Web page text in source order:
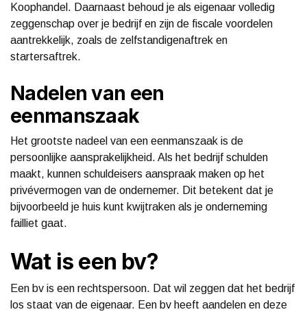
Koophandel. Daarnaast behoud je als eigenaar volledig
zeggenschap over je bedrijf en zijn de fiscale voordelen
aantrekkelijk, zoals de zelfstandigenaftrek en
startersaftrek.
Nadelen van een
eenmanszaak
Het grootste nadeel van een eenmanszaak is de
persoonlijke aansprakelijkheid. Als het bedrijf schulden
maakt, kunnen schuldeisers aanspraak maken op het
privévermogen van de ondernemer. Dit betekent dat je
bijvoorbeeld je huis kunt kwijtraken als je onderneming
failliet gaat.
Wat is een bv?
Een bv is een rechtspersoon. Dat wil zeggen dat het bedrijf
los staat van de eigenaar. Een bv heeft aandelen en deze